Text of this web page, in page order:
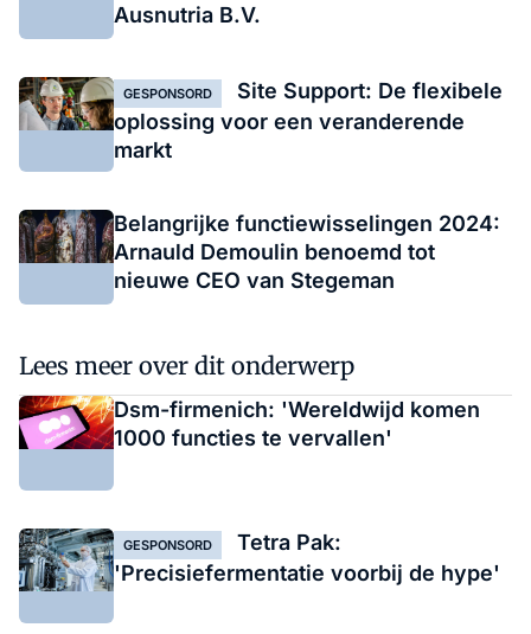
Ausnutria B.V.
GESPONSORD
Site Support: De flexibele
oplossing voor een veranderende
markt
Belangrijke functiewisselingen 2024:
Arnauld Demoulin benoemd tot
nieuwe CEO van Stegeman
Lees meer over dit onderwerp
Dsm-firmenich: 'Wereldwijd komen
1000 functies te vervallen'
GESPONSORD
Tetra Pak:
'Precisiefermentatie voorbij de hype'